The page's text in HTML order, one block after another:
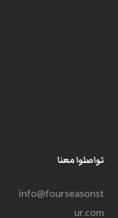
تواصلوا معنا
info@fourseasonst
ur.com